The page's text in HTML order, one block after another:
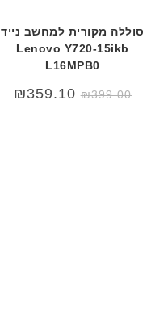
סוללה מקורית למחשב נייד
Lenovo Y720-15ikb
L16MPB0
₪399.00
₪359.10